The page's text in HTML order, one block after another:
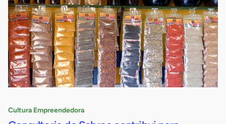
Cultura Empreendedora